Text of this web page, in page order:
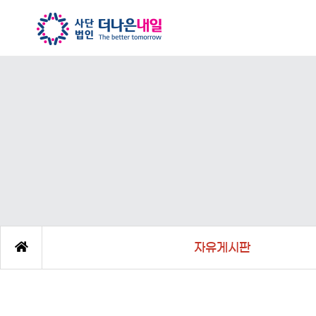
자유게시판